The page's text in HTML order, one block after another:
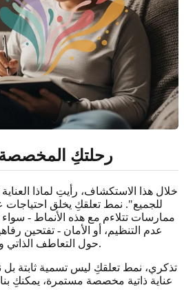
رحلتكِ المخصصة
خلال هذا الاستكشاف، رأيتِ لماذا
للجميع". نمط تعلقكِ يخلق احتياجات
ممارسات تتلاءم مع هذه الأنماط - سواء
عدم التنظيم، أو الأمان - تفتحين
حول التعاطف الذاتي والتجربة لإيجاد ما يغذيكِ حقًا.
تذكري، نمط تعلقكِ ليس تسمية ثابتة
عناية ذاتية مخصصة مستمرة، يمكنكِ